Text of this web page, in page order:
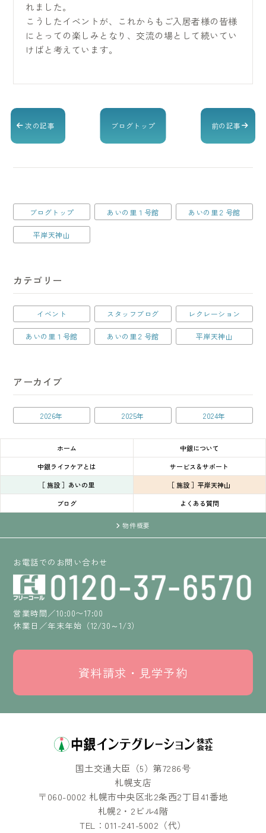
ブログトップ あいの里１号館 あいの里２号館
平岸天神山
カテゴリー
イベント スタッフブログ レクレーション
あいの里１号館 あいの里２号館 平岸天神山
アーカイブ
2026年 2025年 2024年
れました。
こうしたイベントが、これからもご入居者様の皆様
にとっての楽しみとなり、交流の場として続いてい
けばと考えています。
次の記事 ブログトップ 前の記事
ホーム
中銀について
中銀ライフケアとは
サービス＆サポート
［ 施設 ］あいの里
［ 施設 ］平岸天神山
ブログ
よくある質問
物件概要
お電話でのお問い合わせ
営業時間／10:00〜17:00
休業日／年末年始（12/30～1/3）
資料請求・見学予約
国土交通大臣（5）第7286号
札幌支店
〒060-0002 札幌市中央区北2条西2丁目41番地
札幌2・2ビル4階
TEL：011-241-5002（代）